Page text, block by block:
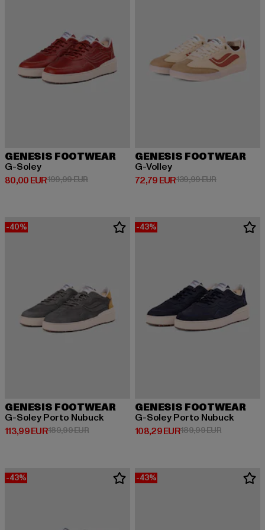
GENESIS FOOTWEAR
G-Soley
80,00 EUR
Derzeitiger Preis: 80,00 EUR
199,99 EURAktionspreis: 199,99 EUR
GENESIS FOOTWEAR
G-Volley
72,79 EUR
Derzeitiger Preis: 72,79 EUR
139,99 EURAktionspreis:
-40%
GENESIS FOOTWEAR
G-Soley Porto Nubuck
113,99 EUR
Derzeitiger Preis: 113,99 EUR
189,99 EURAktionspreis: 189,99 EUR
-43%
GENESIS FOOTWEAR
G-Soley Porto Nubuck
108,29 EUR
Derzeitiger Preis: 108,29 EUR
189,99 EUR
-43% -43%